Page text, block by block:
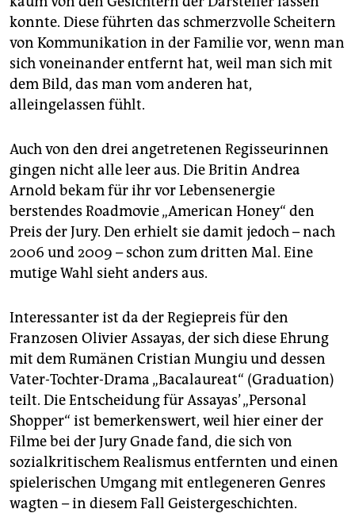
konnte. Diese führten das schmerzvolle Scheitern
von Kommunikation in der Familie vor, wenn man
sich voneinander entfernt hat, weil man sich mit
dem Bild, das man vom anderen hat,
alleingelassen fühlt.
Auch von den drei angetretenen Regisseurinnen
gingen nicht alle leer aus. Die Britin Andrea
Arnold bekam für ihr vor Lebensenergie
berstendes Roadmovie „American Honey“ den
Preis der Jury. Den erhielt sie damit jedoch – nach
2006 und 2009 – schon zum dritten Mal. Eine
mutige Wahl sieht anders aus.
Interessanter ist da der Regiepreis für den
Franzosen Olivier Assayas, der sich diese Ehrung
mit dem Rumänen Cristian Mungiu und dessen
Vater-Tochter-Drama „Bacalaureat“ (Graduation)
teilt. Die Entscheidung für Assayas’ „Personal
Shopper“ ist bemerkenswert, weil hier einer der
Filme bei der Jury Gnade fand, die sich von
sozialkritischem Realismus entfernten und einen
spielerischen Umgang mit entlegeneren Genres
wagten – in diesem Fall Geistergeschichten.